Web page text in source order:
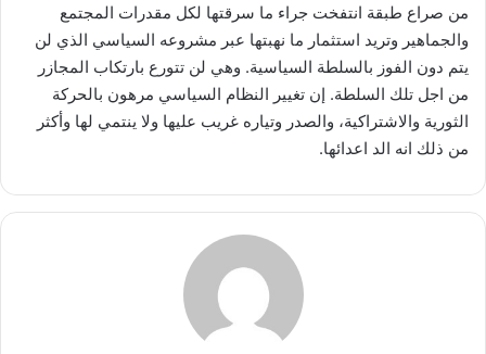
من صراع طبقة انتفخت جراء ما سرقتها لكل مقدرات المجتمع
والجماهير وتريد استثمار ما نهبتها عبر مشروعه السياسي الذي لن
يتم دون الفوز بالسلطة السياسية. وهي لن تتورع بارتكاب المجازر
من اجل تلك السلطة. إن تغيير النظام السياسي مرهون بالحركة
الثورية والاشتراكية، والصدر وتياره غريب عليها ولا ينتمي لها وأكثر
من ذلك انه الد اعدائها.